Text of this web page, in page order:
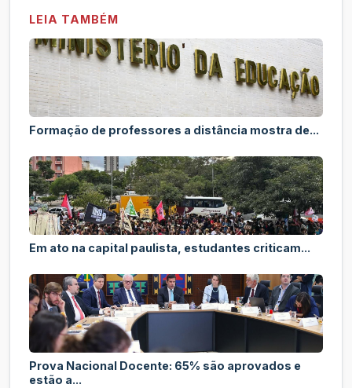
LEIA TAMBÉM
Formação de professores a distância mostra de...
Em ato na capital paulista, estudantes criticam...
Prova Nacional Docente: 65% são aprovados e
estão a...